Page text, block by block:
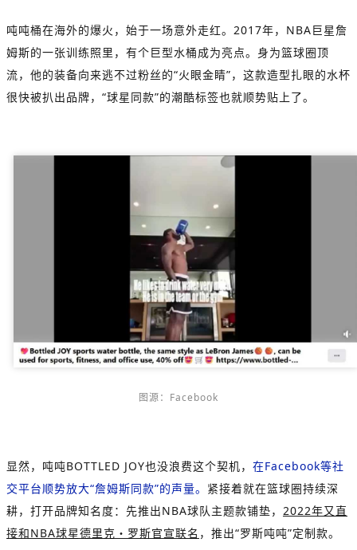
吨吨桶在海外的爆火，始于一场意外走红。2017年，NBA巨星詹
姆斯的一张训练照里，有个巨型水桶成为亮点。身为篮球圈顶
流，他的装备向来逃不过粉丝的“火眼金睛”，这款造型扎眼的水杯
很快被扒出品牌，“球星同款”的潮酷标签也就顺势贴上了。
图源：Facebook
显然，吨吨BOTTLED JOY也没浪费这个契机， 在Facebook等社
交平台顺势放大“詹姆斯同款”的声量。 紧接着就在篮球圈持续深
耕，打开品牌知名度：先推出NBA球队主题款铺垫， 2022年又直
接和NBA球星德里克・罗斯官宣联名 ，推出“罗斯吨吨”定制款。